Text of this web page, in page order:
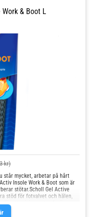
denna förpackning med
sulor. & Boot L
kr)
står mycket, arbetar på hårt
Insole Work & Boot som är
stötar.Scholl Gel Active
stöd för fotvalvet och hälen,
Scholl Gel Activ Insole Work &